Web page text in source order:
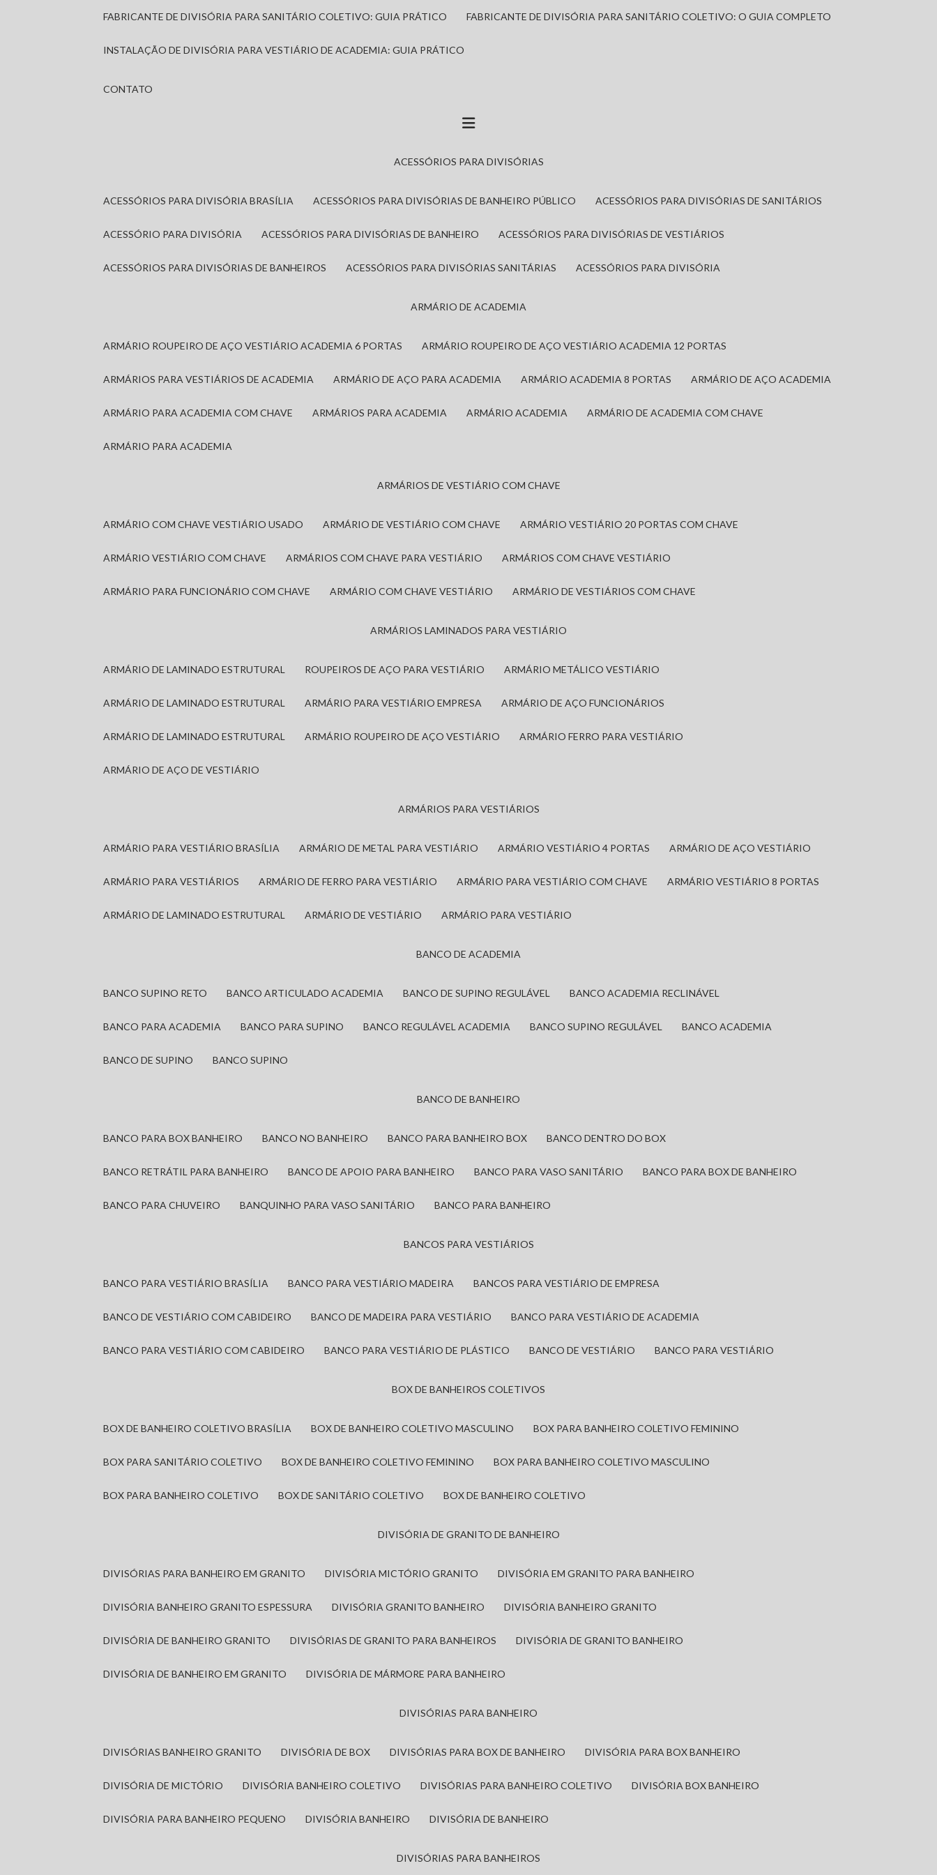
FABRICANTE DE DIVISÓRIA PARA SANITÁRIO COLETIVO: GUIA PRÁTICO FABRICANTE DE DIVISÓRIA PARA SANITÁRIO COLETIVO: O GUIA COMPLETO
INSTALAÇÃO DE DIVISÓRIA PARA VESTIÁRIO DE ACADEMIA: GUIA PRÁTICO
CONTATO
ACESSÓRIOS PARA DIVISÓRIAS
ACESSÓRIOS PARA DIVISÓRIA BRASÍLIA ACESSÓRIOS PARA DIVISÓRIAS DE BANHEIRO PÚBLICO ACESSÓRIOS PARA DIVISÓRIAS DE SANITÁRIOS
ACESSÓRIO PARA DIVISÓRIA ACESSÓRIOS PARA DIVISÓRIAS DE BANHEIRO ACESSÓRIOS PARA DIVISÓRIAS DE VESTIÁRIOS
ACESSÓRIOS PARA DIVISÓRIAS DE BANHEIROS ACESSÓRIOS PARA DIVISÓRIAS SANITÁRIAS ACESSÓRIOS PARA DIVISÓRIA
ARMÁRIO DE ACADEMIA
ARMÁRIO ROUPEIRO DE AÇO VESTIÁRIO ACADEMIA 6 PORTAS ARMÁRIO ROUPEIRO DE AÇO VESTIÁRIO ACADEMIA 12 PORTAS
ARMÁRIOS PARA VESTIÁRIOS DE ACADEMIA ARMÁRIO DE AÇO PARA ACADEMIA ARMÁRIO ACADEMIA 8 PORTAS ARMÁRIO DE AÇO ACADEMIA
ARMÁRIO PARA ACADEMIA COM CHAVE ARMÁRIOS PARA ACADEMIA ARMÁRIO ACADEMIA ARMÁRIO DE ACADEMIA COM CHAVE
ARMÁRIO PARA ACADEMIA
ARMÁRIOS DE VESTIÁRIO COM CHAVE
ARMÁRIO COM CHAVE VESTIÁRIO USADO ARMÁRIO DE VESTIÁRIO COM CHAVE ARMÁRIO VESTIÁRIO 20 PORTAS COM CHAVE
ARMÁRIO VESTIÁRIO COM CHAVE ARMÁRIOS COM CHAVE PARA VESTIÁRIO ARMÁRIOS COM CHAVE VESTIÁRIO
ARMÁRIO PARA FUNCIONÁRIO COM CHAVE ARMÁRIO COM CHAVE VESTIÁRIO ARMÁRIO DE VESTIÁRIOS COM CHAVE
ARMÁRIOS LAMINADOS PARA VESTIÁRIO
ARMÁRIO DE LAMINADO ESTRUTURAL ROUPEIROS DE AÇO PARA VESTIÁRIO ARMÁRIO METÁLICO VESTIÁRIO
ARMÁRIO DE LAMINADO ESTRUTURAL ARMÁRIO PARA VESTIÁRIO EMPRESA ARMÁRIO DE AÇO FUNCIONÁRIOS
ARMÁRIO DE LAMINADO ESTRUTURAL ARMÁRIO ROUPEIRO DE AÇO VESTIÁRIO ARMÁRIO FERRO PARA VESTIÁRIO
ARMÁRIO DE AÇO DE VESTIÁRIO
ARMÁRIOS PARA VESTIÁRIOS
ARMÁRIO PARA VESTIÁRIO BRASÍLIA ARMÁRIO DE METAL PARA VESTIÁRIO ARMÁRIO VESTIÁRIO 4 PORTAS ARMÁRIO DE AÇO VESTIÁRIO
ARMÁRIO PARA VESTIÁRIOS ARMÁRIO DE FERRO PARA VESTIÁRIO ARMÁRIO PARA VESTIÁRIO COM CHAVE ARMÁRIO VESTIÁRIO 8 PORTAS
ARMÁRIO DE LAMINADO ESTRUTURAL ARMÁRIO DE VESTIÁRIO ARMÁRIO PARA VESTIÁRIO
BANCO DE ACADEMIA
BANCO SUPINO RETO BANCO ARTICULADO ACADEMIA BANCO DE SUPINO REGULÁVEL BANCO ACADEMIA RECLINÁVEL
BANCO PARA ACADEMIA BANCO PARA SUPINO BANCO REGULÁVEL ACADEMIA BANCO SUPINO REGULÁVEL BANCO ACADEMIA
BANCO DE SUPINO BANCO SUPINO
BANCO DE BANHEIRO
BANCO PARA BOX BANHEIRO BANCO NO BANHEIRO BANCO PARA BANHEIRO BOX BANCO DENTRO DO BOX
BANCO RETRÁTIL PARA BANHEIRO BANCO DE APOIO PARA BANHEIRO BANCO PARA VASO SANITÁRIO BANCO PARA BOX DE BANHEIRO
BANCO PARA CHUVEIRO BANQUINHO PARA VASO SANITÁRIO BANCO PARA BANHEIRO
BANCOS PARA VESTIÁRIOS
BANCO PARA VESTIÁRIO BRASÍLIA BANCO PARA VESTIÁRIO MADEIRA BANCOS PARA VESTIÁRIO DE EMPRESA
BANCO DE VESTIÁRIO COM CABIDEIRO BANCO DE MADEIRA PARA VESTIÁRIO BANCO PARA VESTIÁRIO DE ACADEMIA
BANCO PARA VESTIÁRIO COM CABIDEIRO BANCO PARA VESTIÁRIO DE PLÁSTICO BANCO DE VESTIÁRIO BANCO PARA VESTIÁRIO
BOX DE BANHEIROS COLETIVOS
BOX DE BANHEIRO COLETIVO BRASÍLIA BOX DE BANHEIRO COLETIVO MASCULINO BOX PARA BANHEIRO COLETIVO FEMININO
BOX PARA SANITÁRIO COLETIVO BOX DE BANHEIRO COLETIVO FEMININO BOX PARA BANHEIRO COLETIVO MASCULINO
BOX PARA BANHEIRO COLETIVO BOX DE SANITÁRIO COLETIVO BOX DE BANHEIRO COLETIVO
DIVISÓRIA DE GRANITO DE BANHEIRO
DIVISÓRIAS PARA BANHEIRO EM GRANITO DIVISÓRIA MICTÓRIO GRANITO DIVISÓRIA EM GRANITO PARA BANHEIRO
DIVISÓRIA BANHEIRO GRANITO ESPESSURA DIVISÓRIA GRANITO BANHEIRO DIVISÓRIA BANHEIRO GRANITO
DIVISÓRIA DE BANHEIRO GRANITO DIVISÓRIAS DE GRANITO PARA BANHEIROS DIVISÓRIA DE GRANITO BANHEIRO
DIVISÓRIA DE BANHEIRO EM GRANITO DIVISÓRIA DE MÁRMORE PARA BANHEIRO
DIVISÓRIAS PARA BANHEIRO
DIVISÓRIAS BANHEIRO GRANITO DIVISÓRIA DE BOX DIVISÓRIAS PARA BOX DE BANHEIRO DIVISÓRIA PARA BOX BANHEIRO
DIVISÓRIA DE MICTÓRIO DIVISÓRIA BANHEIRO COLETIVO DIVISÓRIAS PARA BANHEIRO COLETIVO DIVISÓRIA BOX BANHEIRO
DIVISÓRIA PARA BANHEIRO PEQUENO DIVISÓRIA BANHEIRO DIVISÓRIA DE BANHEIRO
DIVISÓRIAS PARA BANHEIROS